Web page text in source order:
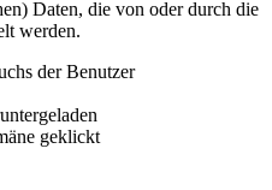
Daten, die von oder durch die
werden.
der Benutzer
geklickt